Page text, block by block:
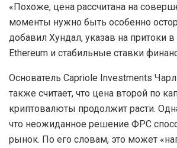
«Похоже, цена рассчитана на
моменты нужно быть особенно
добавил Хундал, указав на притоки
Ethereum и стабильные ставки
Основатель Capriole Investments
также считает, что цена второй по
криптовалюты продолжит расти.
что неожиданное решение ФРС
рынок. По его словам, это может